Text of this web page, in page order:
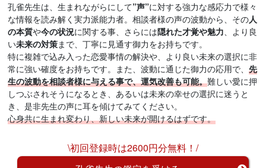
孔雀先生は、生まれながらにして”声”に対する強力な感応力で様々
な情報を読み解く実力派能力者。相談者様の声の波動から、その人
の本質や今の状況に関する事、さらには隠れた才覚や魅力、より良
い未来の対策まで、丁寧に見通す御力をお持ちです。
特に複雑で込み入った恋愛事情の解決や、より良い未来の選択に非
常に強い確度をお持ちです。また、波動に通じた御力の応用で、先
生の波動を相談者様に与える事で、運気改善も可能。難しい愛に押
しつぶされそうになるとき、あるいは未来の幸せの選択に迷うと
き、是非先生の声に耳を傾けてみてください。
心身共に生まれ変わり、新しい未来が開けるはずです。
\初回登録時は2600円分無料！/